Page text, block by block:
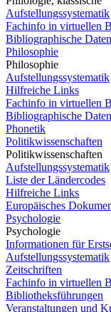
Aufstellungssystematik
Fachinfo in virtuellen
Bibliographische
Philosophie
Philosophie
Aufstellungssystematik
Hilfreiche Links
Fachinfo in virtuellen
Bibliographische
Phonetik
Politikwissenschaften
Politikwissenschaften
Aufstellungssystematik
Liste der Ländercodes
Hilfreiche Links
Europäisches
Psychologie
Psychologie
Informationen für
Aufstellungssystematik
Zeitschriften
Fachinfo in virtuellen
Bibliotheksführungen
Veranstaltungen und